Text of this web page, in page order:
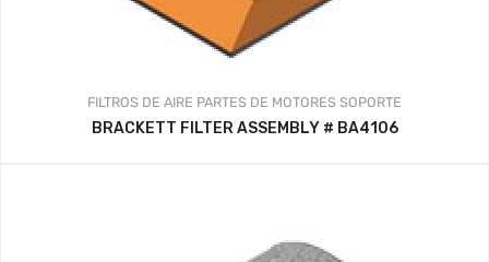
FILTROS DE AIRE PARTES DE MOTORES SOPORTE
BRACKETT FILTER ASSEMBLY # BA4106